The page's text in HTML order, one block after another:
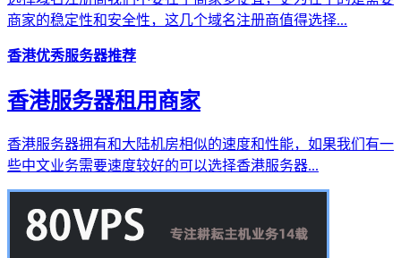
商家的稳定性和安全性，这几个域名注册商值得选择...
香港优秀服务器推荐
香港服务器租用商家
香港服务器拥有和大陆机房相似的速度和性能，如果我们有一
些中文业务需要速度较好的可以选择香港服务器...